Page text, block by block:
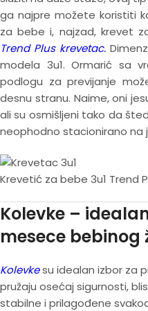
ga najpre možete koristiti
za bebe i, najzad, krevet
Trend Plus krevetac.
modela 3u1. Ormarić sa
podlogu za previjanje
desnu stranu. Naime, oni
ali su osmišljeni tako da
neophodno stacionirano na
Krevetić za bebe 3u1 Trend
Kolevke –
mesece bebinog
Kolevkesu idealan izbor za
pružaju osećaj sigurnosti,
stabilne i prilagođene